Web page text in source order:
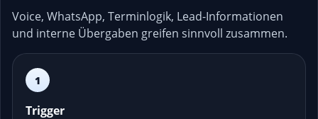
Voice, WhatsApp, Terminlogik, Lead-Informationen
und interne Übergaben greifen sinnvoll zusammen.
1
Trigger